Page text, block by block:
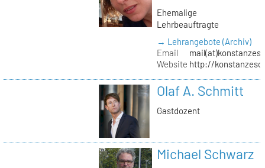
Ehemalige
Lehrbeauftragte
→ Lehrangebote (Archiv)
Email
Website http://
Olaf A. Schmitt
Gastdozent
Michael Schwarz